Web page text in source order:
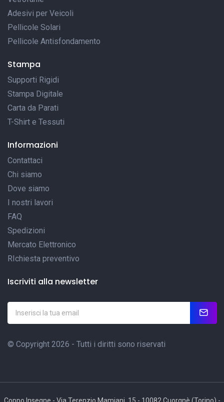
Adesivi per Veicoli
Pellicole Solari
Pellicole Antisfondamento
Stampa
Supporti Rigidi
Stampa Digitale
Carta da Parati
T-Shirt e Tessuti
Informazioni
Contattaci
Chi siamo
Dove siamo
I nostri lavori
FAQ
Spedizioni
Mercato Elettronico
RIchiesta preventivo
Iscriviti alla newsletter
© Copyright 2026 - Tutti i diritti sono riservati